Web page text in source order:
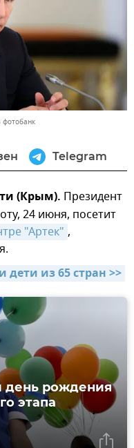
фотобанк
Telegram
(Крым). Президент
24 июня, посетит
"Артек" ,
дети из 65 стран >>
день рождения
этапа